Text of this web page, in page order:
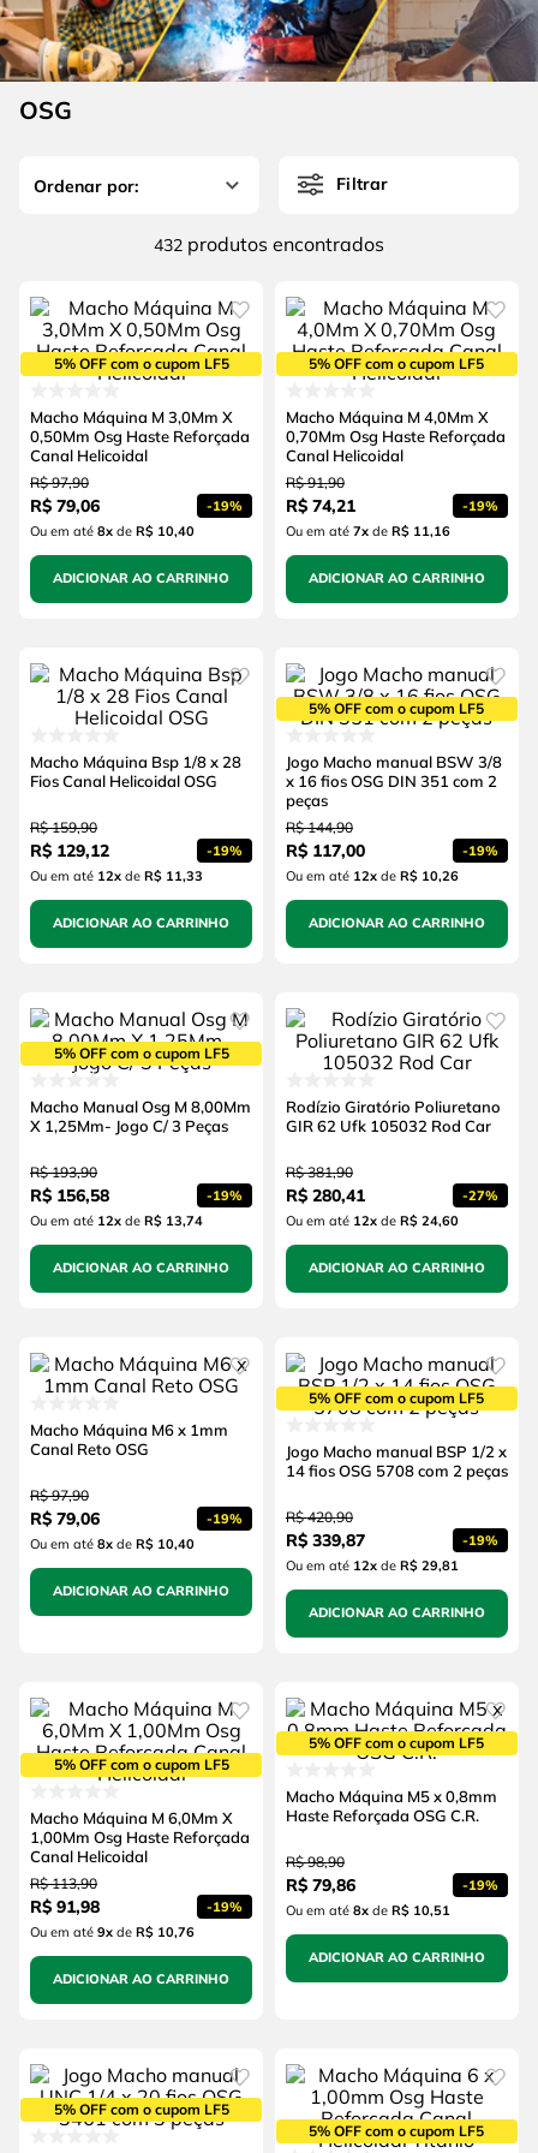
OSG
Filtrar
432 produtos
5% OFF com o cupom LF5
Macho Máquina M 3,0Mm X
0,50Mm Osg Haste Reforçada
Canal Helicoidal
R$ 97,90
R$ 79,06 -19%
Ou em até 8xde R$ 10,40
ADICIONAR AO CARRINHO
5% OFF com o cupom LF5
Macho Máquina M 4,0Mm X
0,70Mm Osg Haste Reforçada
Canal Helicoidal
R$ 91,90
R$ 74,21 -19%
Ou em até 7xde R$ 11,16
ADICIONAR AO CARRINHO
Macho Máquina Bsp 1/8 x 28
Fios Canal Helicoidal OSG
R$ 159,90
R$ 129,12 -19%
Ou em até 12xde R$ 11,33
ADICIONAR AO CARRINHO
5% OFF com o cupom LF5
Jogo Macho manual BSW 3/8
x 16 fios OSG DIN 351 com 2
peças
R$ 144,90
R$ 117,00 -19%
Ou em até 12xde R$ 10,26
ADICIONAR AO CARRINHO
5% OFF com o cupom LF5
Macho Manual Osg M 8,00Mm
X 1,25Mm- Jogo C/ 3 Peças
R$ 193,90
R$ 156,58 -19%
Ou em até 12xde R$ 13,74
ADICIONAR AO CARRINHO
Rodízio Giratório Poliuretano
GIR 62 Ufk 105032 Rod Car
R$ 381,90
R$ 280,41 -27%
Ou em até 12xde R$ 24,60
ADICIONAR AO CARRINHO
Macho Máquina M6 x 1mm
Canal Reto OSG
R$ 97,90
R$ 79,06 -19%
Ou em até 8xde R$ 10,40
ADICIONAR AO CARRINHO
5% OFF com o cupom LF5
Jogo Macho manual BSP 1/2 x
14 fios OSG 5708 com 2 peças
R$ 420,90
R$ 339,87 -19%
Ou em até 12xde R$ 29,81
ADICIONAR AO CARRINHO
5% OFF com o cupom LF5
Macho Máquina M 6,0Mm X
1,00Mm Osg Haste Reforçada
Canal Helicoidal
R$ 113,90
R$ 91,98 -19%
Ou em até 9xde R$ 10,76
ADICIONAR AO CARRINHO
5% OFF com o cupom LF5
Macho Máquina M5 x 0,8mm
Haste Reforçada OSG C.R.
R$ 98,90
R$ 79,86 -19%
Ou em até 8xde R$ 10,51
ADICIONAR AO CARRINHO
5% OFF com o cupom LF5
5% OFF com o cupom LF5
6º fio
7º serra copo
8º
disco corte
4 º escada
5º serra circular
º fio
chave impacto